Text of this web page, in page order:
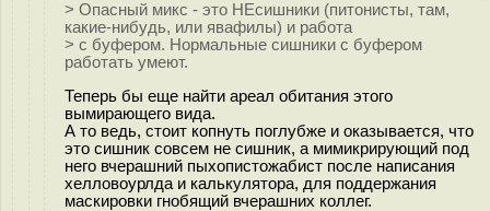
> Опасный микс - это НЕсишники (питонисты, там,
какие-нибудь, или явафилы) и работа
> с буфером. Нормальные сишники с буфером
работать умеют.
Теперь бы еще найти ареал обитания этого
вымирающего вида.
А то ведь, стоит копнуть поглубже и оказывается, что
это сишник совсем не сишник, а мимикрирующий под
него вчерашний пыхопистожабист после написания
хелловоурлда и калькулятора, для поддержания
маскировки гнобящий вчерашних коллег.